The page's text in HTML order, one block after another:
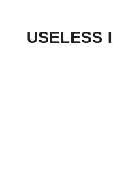
USELESS